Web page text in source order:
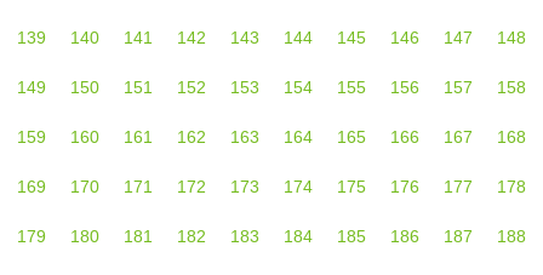
139 140 141 142 143 144 145 146 147 148
149 150 151 152 153 154 155 156 157 158
159 160 161 162 163 164 165 166 167 168
169 170 171 172 173 174 175 176 177 178
179 180 181 182 183 184 185 186 187 188